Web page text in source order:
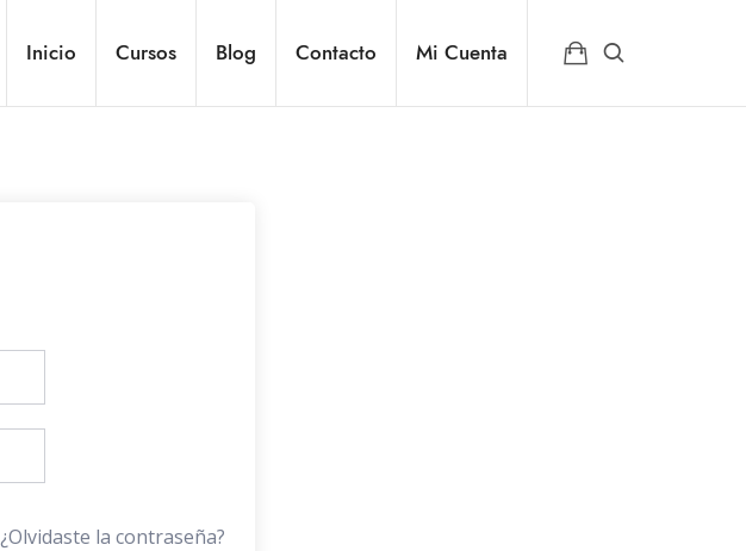
Inicio Cursos Blog Contacto Mi Cuenta
¿Olvidaste la contraseña?